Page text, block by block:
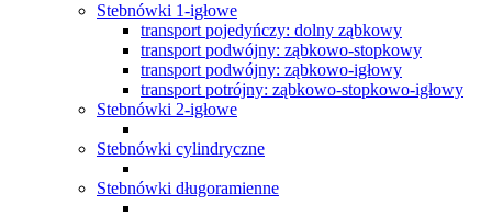
Stebnówki 1-igłowe
transport pojedyńczy: dolny ząbkowy
transport podwójny: ząbkowo-stopkowy
transport podwójny: ząbkowo-igłowy
transport potrójny: ząbkowo-stopkowo-igłowy
Stebnówki 2-igłowe
Stebnówki cylindryczne
Stebnówki długoramienne